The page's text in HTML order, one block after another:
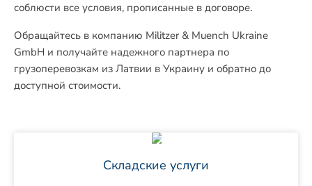
соблюсти все условия, прописанные в договоре.
Обращайтесь в компанию Militzer & Muench Ukraine
GmbH и получайте надежного партнера по
грузоперевозкам из Латвии в Украину и обратно до
доступной стоимости.
Складские услуги